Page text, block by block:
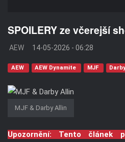
SPOILERY ze včerejší
AEW 14-05-2026 - 06:28
AEW AEW Dynamite MJF
MJF & Darby Allin
Upozornění: Tento článek